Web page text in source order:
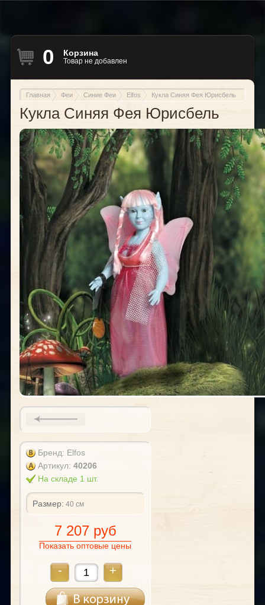
Главная Феи Синие Феи Elfos Кукла Синяя Фея Юрисбель
Кукла Синяя Фея Юрисбель
Бренд: Elfos
Артикул: 40206
На складе 1 шт.
Размер: 40 см
7 207 руб
Показать оптовые цены
- +
Корзина
0 Товар не добавлен